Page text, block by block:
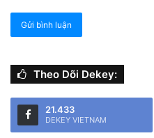
Theo Dõi Dekey:
21.433
DEKEY VIETNAM